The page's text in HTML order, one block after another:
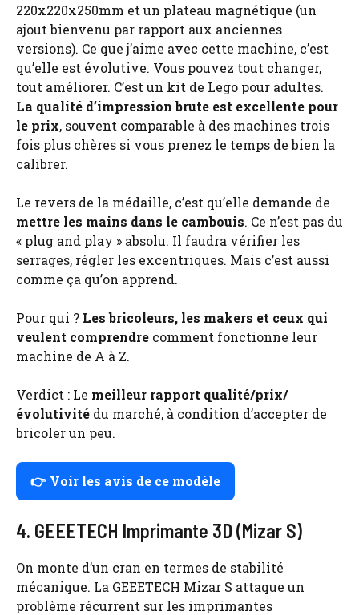
220x220x250mm et un plateau magnétique (un
ajout bienvenu par rapport aux anciennes
versions). Ce que j’aime avec cette machine, c’est
qu’elle est évolutive. Vous pouvez tout changer,
tout améliorer. C’est un kit de Lego pour adultes.
La qualité d’impression brute est excellente pour
le prix, souvent comparable à des machines trois
fois plus chères si vous prenez le temps de bien la
calibrer.
Le revers de la médaille, c’est qu’elle demande de
mettre les mains dans le cambouis. Ce n’est pas du
« plug and play » absolu. Il faudra vérifier les
serrages, régler les excentriques. Mais c’est aussi
comme ça qu’on apprend.
Pour qui ? Les bricoleurs, les makers et ceux qui
veulent comprendre comment fonctionne leur
machine de A à Z.
Verdict : Le meilleur rapport qualité/prix/
évolutivité du marché, à condition d’accepter de
bricoler un peu.
👉 Voir les avis de ce modèle
4. GEEETECH Imprimante 3D (Mizar S)
On monte d’un cran en termes de stabilité
mécanique. La GEEETECH Mizar S attaque un
problème récurrent sur les imprimantes